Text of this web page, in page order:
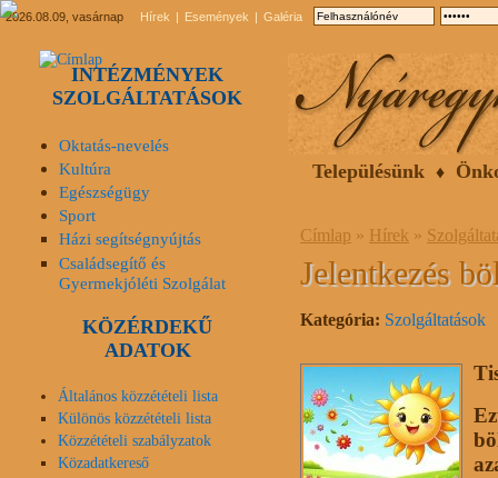
2026.08.09, vasárnap Hírek Események Galéria
Településünk
Címlap » Hírek »
Jelentkezés
Kategória: Szolgáltatások
INTÉZMÉNYEK
SZOLGÁLTATÁSOK
Oktatás-nevelés
Kultúra
Egészségügy
Sport
Házi segítségnyújtás
Családsegítő és
Gyermekjóléti Szolgálat
KÖZÉRDEKŰ
ADATOK
Általános közzétételi lista
Különös közzétételi lista
Közzétételi szabályzatok
Közadatkereső